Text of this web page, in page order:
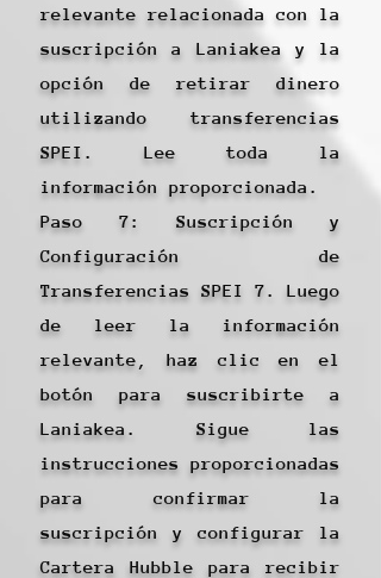
relevante relacionada con la
suscripción a Laniakea y la
opción de retirar dinero
utilizando transferencias
SPEI. Lee toda la
información proporcionada.
Paso 7: Suscripción y
Configuración de
Transferencias SPEI 7. Luego
de leer la información
relevante, haz clic en el
botón para suscribirte a
Laniakea. Sigue las
instrucciones proporcionadas
para confirmar la
suscripción y configurar la
Cartera Hubble para recibir